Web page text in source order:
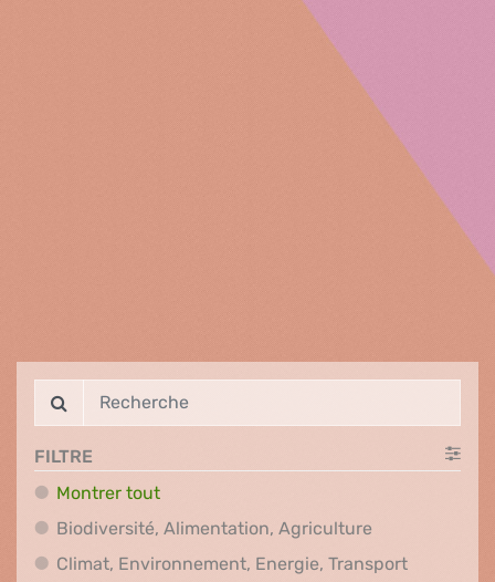
FILTRE
Montrer tout
Biodiversité, Alimentation, Agriculture
Climat, Environnement, Energie, TransportClimat,